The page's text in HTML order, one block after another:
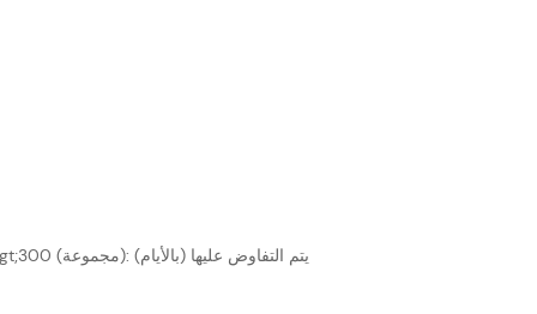
1-300 (مجموعة): 35 (يومًا)، &gt;300 (مجموعة): يتم التفاوض عليها (بالأيام)